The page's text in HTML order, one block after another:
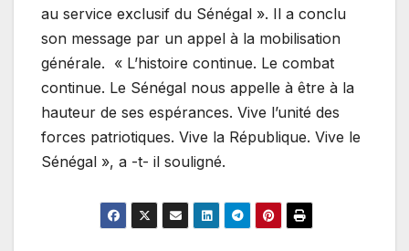
au service exclusif du Sénégal ». Il a conclu
son message par un appel à la mobilisation
générale. « L’histoire continue. Le combat
continue. Le Sénégal nous appelle à être à la
hauteur de ses espérances. Vive l’unité des
forces patriotiques. Vive la République. Vive le
Sénégal », a -t- il souligné.